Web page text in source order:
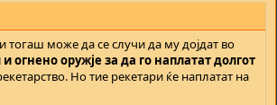
тогаш може да се случи да му дојдат во
оружје за да го наплатат долгот
Но тие рекетари ќе наплатат на